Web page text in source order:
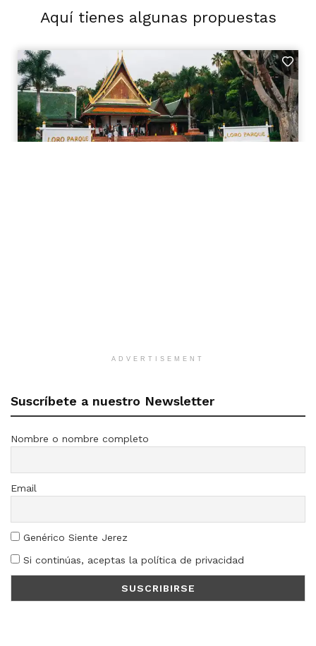
Aquí tienes algunas propuestas
ADVERTISEMENT
Suscríbete a nuestro Newsletter
Nombre o nombre completo
Email
Genérico Siente Jerez
Si continúas, aceptas la política de privacidad